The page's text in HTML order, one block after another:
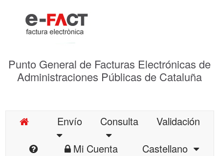
Punto General de Facturas Electrónicas de
Administraciones Públicas de Cataluña
Envío Consulta
Validación
Mi Cuenta
Castellano